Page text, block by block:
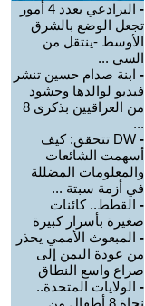
-
البرادعي يعدد 4 أمور
تجعل الوضع بالشرق
الأوسط -ينتقل من
السي ...
- ابنة صدام حسين تنشر
فيديو لوالدها وحشود
من العراقيين بذكرى 8
...
-
DW تتحقق: كيف
أسهمت الشائعات
والمعلومات المضللة
في أزمة سبتة ...
- القطط.. كائنات
صغيرة بأسرار كبيرة
- المبعوث الأممي يحذر
من عودة اليمن إلى
صراع واسع النطاق
- الولايات المتحدة..
نجاة 8 أطفال من